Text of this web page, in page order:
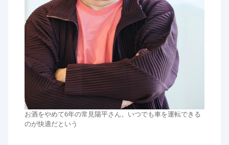
お酒をやめて6年の常見陽平さん。いつでも車を運転できる
のが快適だという